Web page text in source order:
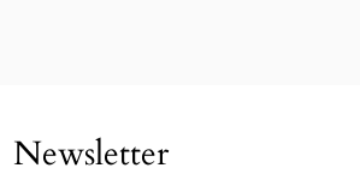
Newsletter